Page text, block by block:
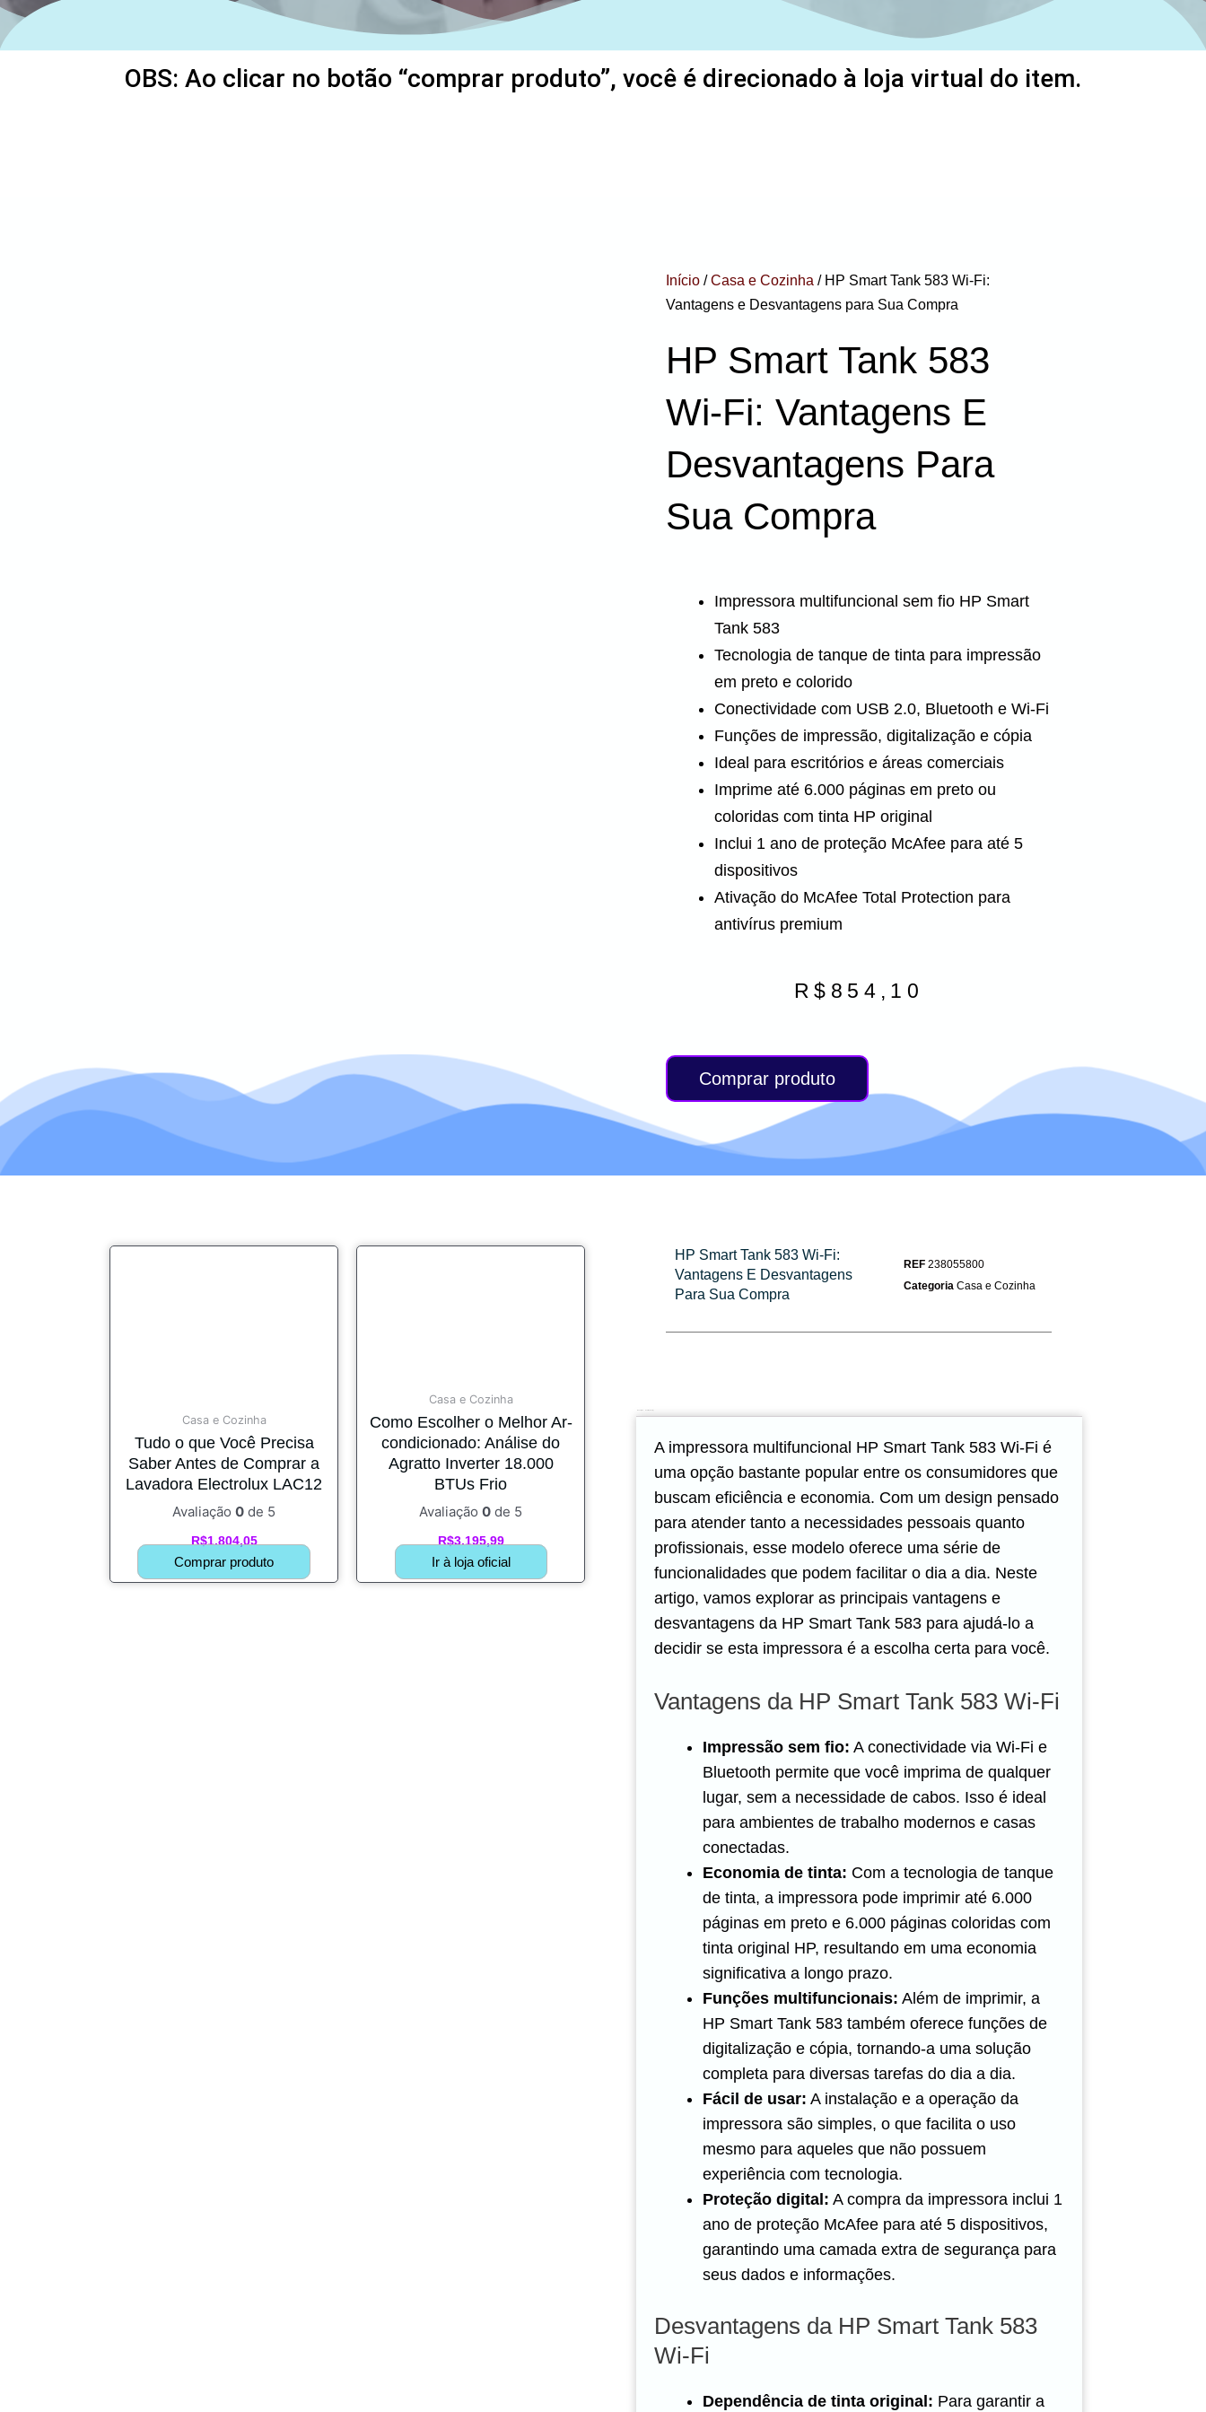
OBS: Ao clicar no botão “comprar produto”, você é direcionado à loja virtual do item.
Início /Casa e Cozinha / HP Smart Tank 583 Wi-Fi:
Vantagens e Desvantagens para Sua Compra
HP Smart Tank 583
Wi-Fi: Vantagens E
Desvantagens Para
Sua Compra
Impressora multifuncional sem fio HP Smart
Tank 583
Tecnologia de tanque de tinta para impressão
em preto e colorido
Conectividade com USB 2.0, Bluetooth e Wi-Fi
Funções de impressão, digitalização e cópia
Ideal para escritórios e áreas comerciais
Imprime até 6.000 páginas em preto ou
coloridas com tinta HP original
Inclui 1 ano de proteção McAfee para até 5
dispositivos
Ativação do McAfee Total Protection para
antivírus premium
R$ 854,10
Comprar produto
Casa e Cozinha
Tudo o que Você Precisa
Saber Antes de Comprar a
Lavadora Electrolux LAC12
Avaliação 0 de 5
R$1.804,05
Comprar produto
Casa e Cozinha
Como Escolher o Melhor Ar-
condicionado: Análise do
Agratto Inverter 18.000
BTUs Frio
Avaliação 0 de 5
R$3.195,99
Ir à loja oficial
HP Smart Tank 583 Wi-Fi:
Vantagens E Desvantagens
Para Sua Compra
REF 238055800
Categoria Casa e Cozinha
A impressora multifuncional HP Smart Tank 583 Wi-Fi é
uma opção bastante popular entre os consumidores que
buscam eficiência e economia. Com um design pensado
para atender tanto a necessidades pessoais quanto
profissionais, esse modelo oferece uma série de
funcionalidades que podem facilitar o dia a dia. Neste
artigo, vamos explorar as principais vantagens e
desvantagens da HP Smart Tank 583 para ajudá-lo a
decidir se esta impressora é a escolha certa para você.
Vantagens da HP Smart Tank 583 Wi-Fi
Impressão sem fio: A conectividade via Wi-Fi e
Bluetooth permite que você imprima de qualquer
lugar, sem a necessidade de cabos. Isso é ideal
para ambientes de trabalho modernos e casas
conectadas.
Economia de tinta: Com a tecnologia de tanque
de tinta, a impressora pode imprimir até 6.000
páginas em preto e 6.000 páginas coloridas com
tinta original HP, resultando em uma economia
significativa a longo prazo.
Funções multifuncionais: Além de imprimir, a
HP Smart Tank 583 também oferece funções de
digitalização e cópia, tornando-a uma solução
completa para diversas tarefas do dia a dia.
Fácil de usar: A instalação e a operação da
impressora são simples, o que facilita o uso
mesmo para aqueles que não possuem
experiência com tecnologia.
Proteção digital: A compra da impressora inclui 1
ano de proteção McAfee para até 5 dispositivos,
garantindo uma camada extra de segurança para
seus dados e informações.
Desvantagens da HP Smart Tank 583
Wi-Fi
Dependência de tinta original: Para garantir a